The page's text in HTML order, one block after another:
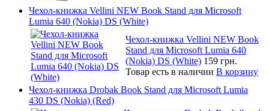
Чехол-книжка Vellini NEW Book Stand для Microsoft
Lumia 640 (Nokia) DS (White)
Чехол-книжка Vellini NEW Book
Stand для Microsoft Lumia 640
(Nokia) DS (White) 159 грн.
Товар есть в наличии В корзину
Чехол-книжка Drobak Book Stand для Microsoft Lumia
430 DS (Nokia) (Red)